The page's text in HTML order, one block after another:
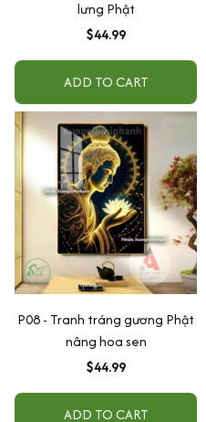
lưng Phật
$44.99
ADD TO CART
P08 - Tranh tráng gương Phật
nâng hoa sen
$44.99
ADD TO CART